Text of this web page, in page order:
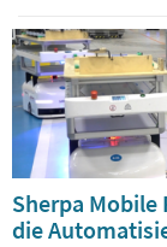
Sherpa
die